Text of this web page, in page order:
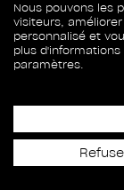
Nous pouvons les
visiteurs,
personnalisé et
plus
paramètres.